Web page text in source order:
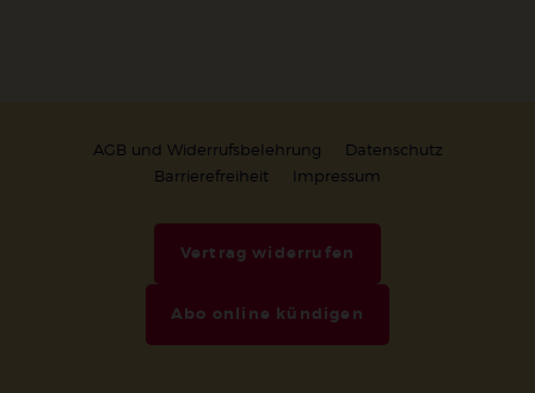
AGB und Widerrufsbelehrung
Datenschutz
Barrierefreiheit
Impressum
Vertrag widerrufen
Abo online kündigen